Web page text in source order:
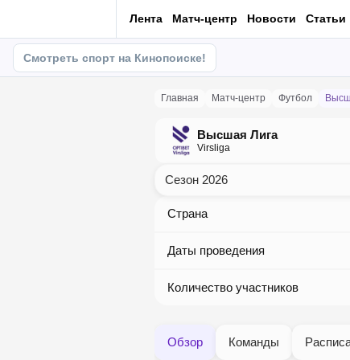
Лента Матч-центр Новости Статьи
Смотреть спорт на Кинопоиске!
Главная матч-центр Футбол
Высшая Лига
Virsliga
Сезон 2026
Страна
Даты проведения
Количество участников
Обзор Команды